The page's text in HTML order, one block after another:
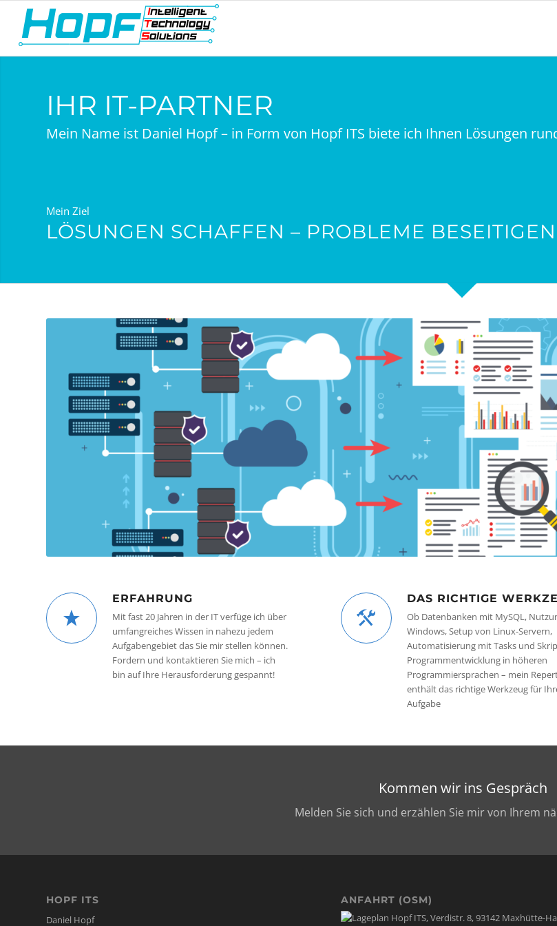
IHR IT-PARTNER
Mein Name ist Daniel Hopf – in Form von Hopf ITS biete ich Ihnen Lösungen
Mein Ziel
LÖSUNGEN SCHAFFEN – PROBLEME BESEITIGEN
ERFAHRUNG
Mit fast 20 Jahren in der IT verfüge ich über
umfangreiches Wissen in nahezu jedem
Aufgabengebiet das Sie mir stellen können.
Fordern und kontaktieren Sie mich – ich
bin auf Ihre Herausforderung gespannt!
DAS RICHTIGE
Ob Datenbanken mit MySQL,
Windows, Setup von Linux-Servern,
Automatisierung mit Tasks und
Programmentwicklung in höheren
Programmiersprachen – mein
enthält das richtige Werkzeug für
Aufgabe
Kommen wir ins Gespräch
Melden Sie sich und erzählen Sie mir von Ihrem
HOPF ITS
Daniel Hopf
ANFAHRT (OSM)